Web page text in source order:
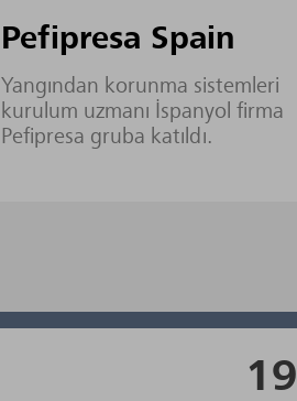
Pefipresa Spain
Yangından korunma sistemleri
kurulum uzmanı İspanyol firma
Pefipresa gruba katıldı.